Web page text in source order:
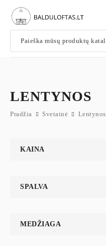
Pradžia Svetainė Lentynos
LENTYNOS
KAINA
SPALVA
MEDŽIAGA